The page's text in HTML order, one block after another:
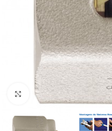
Clique para ampliar